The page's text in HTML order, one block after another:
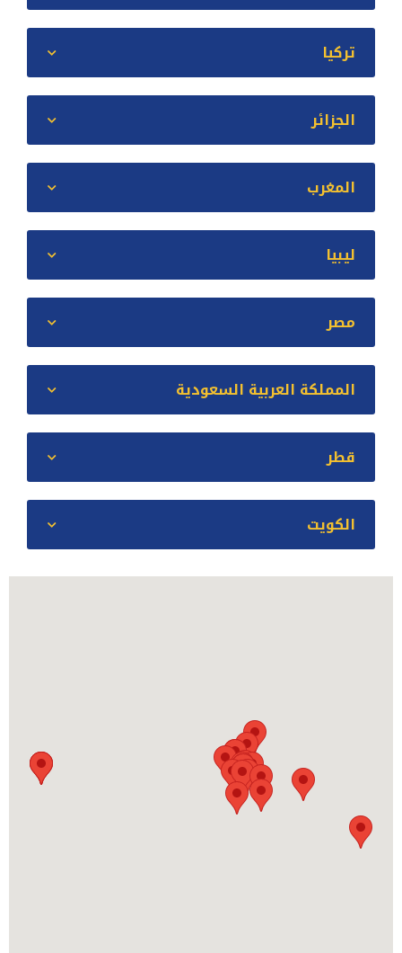
تركيا
الجزائر
المغرب
ليبيا
مصر
المملكة العربية السعودية
قطر
الكويت